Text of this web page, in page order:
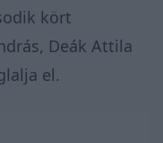
kört
Deák Attila
el.